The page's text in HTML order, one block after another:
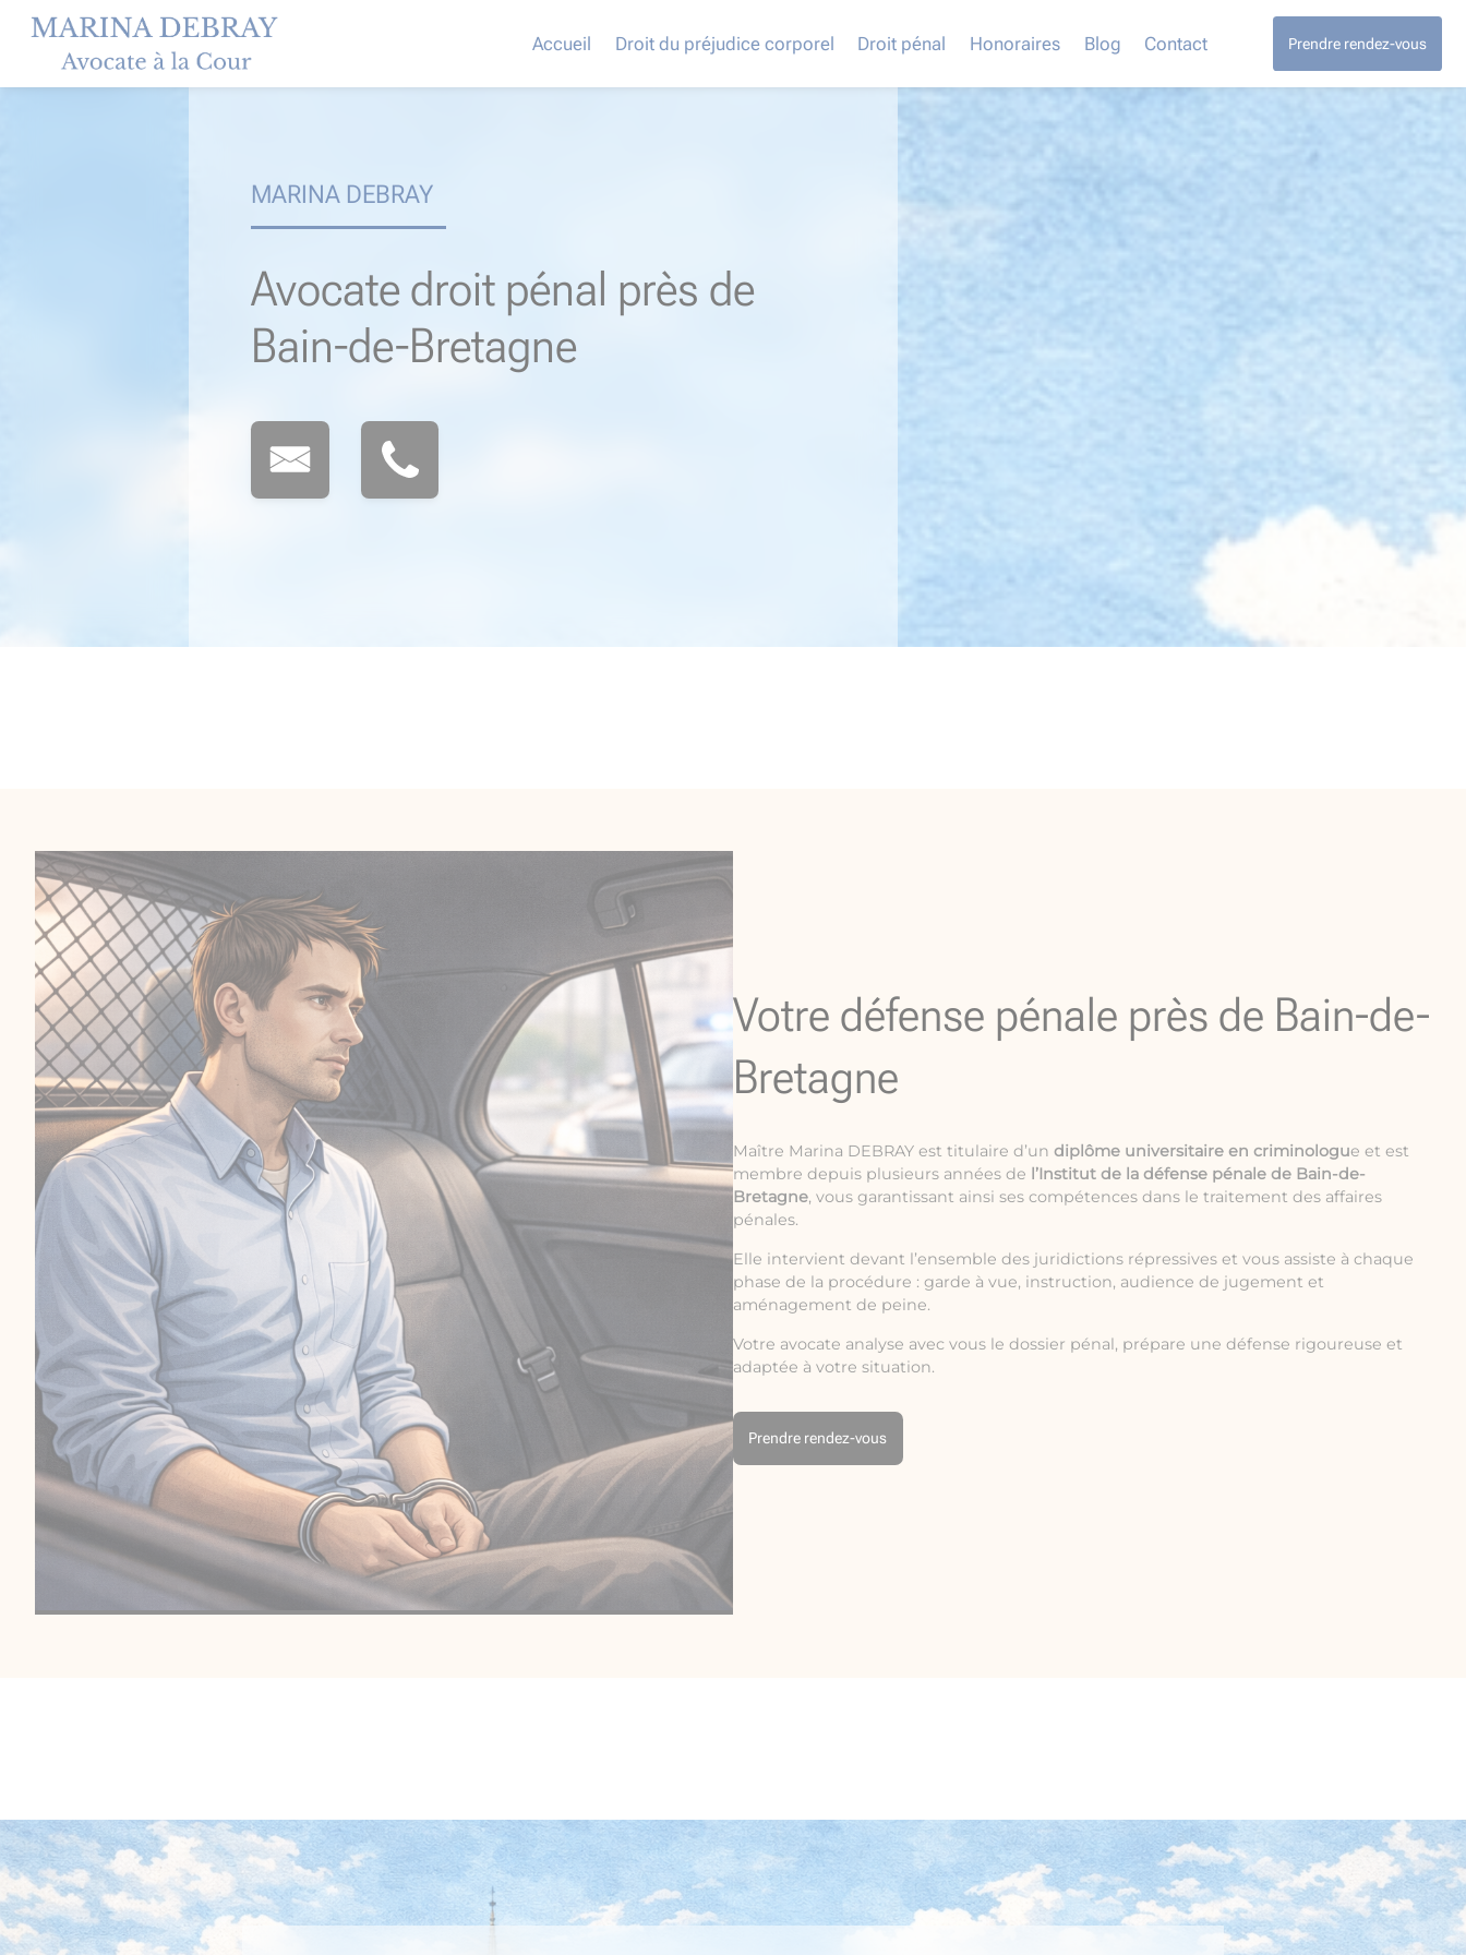
Accueil Droit du préjudice corporel Droit pénal Honoraires Blog Contact Prendre rendez-vous
MARINA DEBRAY
Avocate droit pénal près de
Bain-de-Bretagne
Votre défense pénale près de Bain-de-
Bretagne
Maître Marina DEBRAY est titulaire d’un diplôme universitaire en criminologue et est
membre depuis plusieurs années de l’Institut de la défense pénale de Bain-de-
Bretagne, vous garantissant ainsi ses compétences dans le traitement des affaires
pénales.
Elle intervient devant l’ensemble des juridictions répressives et vous assiste à chaque
phase de la procédure : garde à vue, instruction, audience de jugement et
aménagement de peine.
Votre avocate analyse avec vous le dossier pénal, prépare une défense rigoureuse et
adaptée à votre situation.
Prendre rendez-vous